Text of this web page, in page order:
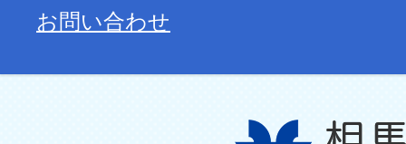
お問い合わせ